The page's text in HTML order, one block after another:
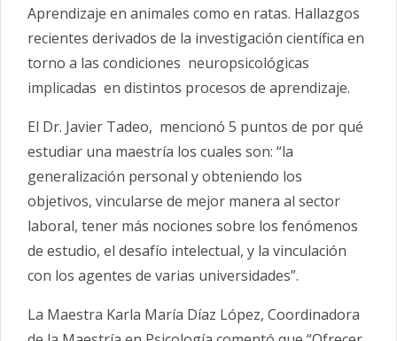
Aprendizaje en animales como en ratas. Hallazgos
recientes derivados de la investigación científica en
torno a las condiciones neuropsicológicas
implicadas en distintos procesos de aprendizaje.
El Dr. Javier Tadeo, mencionó 5 puntos de por qué
estudiar una maestría los cuales son: “la
generalización personal y obteniendo los
objetivos, vincularse de mejor manera al sector
laboral, tener más nociones sobre los fenómenos
de estudio, el desafío intelectual, y la vinculación
con los agentes de varias universidades”.
La Maestra Karla María Díaz López, Coordinadora